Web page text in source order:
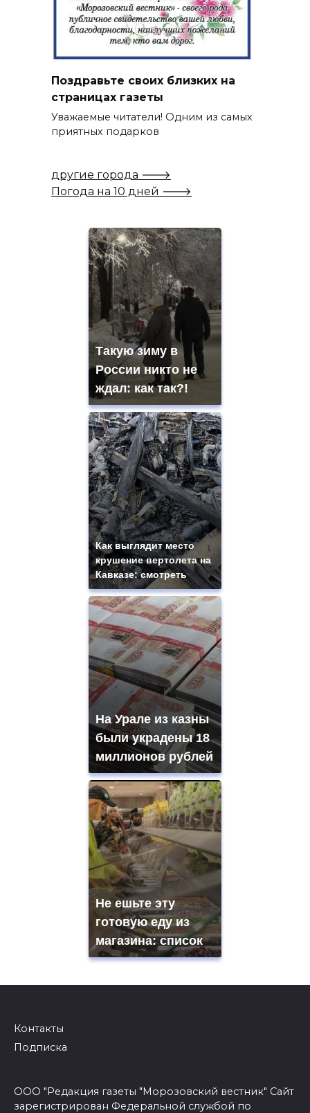
Поздравьте своих близких на
страницах газеты
Уважаемые читатели! Одним из самых
приятных подарков
другие города 🡒
Погода на 10 дней 🡒
Такую зиму в
России никто не
ждал: как так?!
Как выглядит место
крушение вертолета на
Кавказе: смотреть
На Урале из казны
были украдены 18
миллионов рублей
Не ешьте эту
готовую еду из
магазина: список
Контакты
Подписка
ООО "Редакция газеты "Морозовский вестник" Сайт
зарегистрирован Федеральной службой по